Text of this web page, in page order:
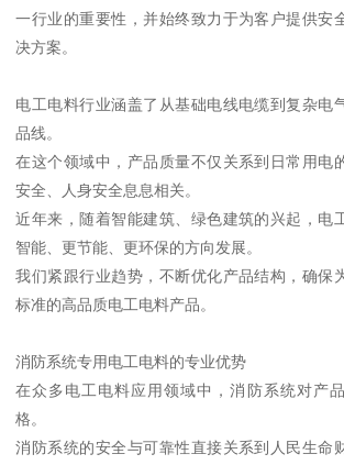
一行业的重要性，并始终致力于为客户提供安
决方案。
电工电料行业涵盖了从基础电线电缆到复杂电
品线。
在这个领域中，产品质量不仅关系到日常用电
安全、人身安全息息相关。
近年来，随着智能建筑、绿色建筑的兴起，电
智能、更节能、更环保的方向发展。
我们紧跟行业趋势，不断优化产品结构，确保
标准的高品质电工电料产品。
消防系统专用电工电料的专业优势
在众多电工电料应用领域中，消防系统对产
格。
消防系统的安全与可靠性直接关系到人民生命